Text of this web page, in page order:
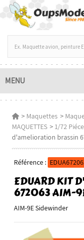
MENU
> Maquettes >
MAQUETTES >1/72
d'amelioration brassin
Référence :
EDUARD KIT
672063 AIM-
AIM-9E Sidewinder